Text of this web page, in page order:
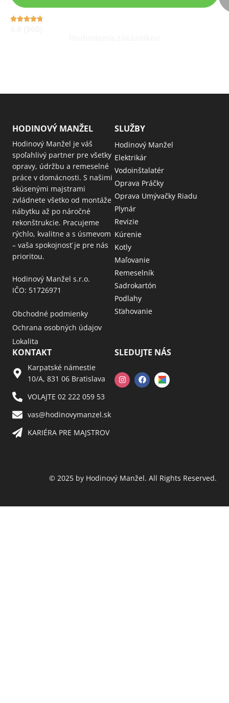
HODINOVÝ MANŽEL
Hodinový Manžel je váš
spoľahlivý partner pre všetky
opravy, údržbu a remeselné
práce v domácnosti. S našimi
skúsenými majstrami
zvládnete všetko od montáže
nábytku až po náročné
rekonštrukcie. Pracujeme
rýchlo, kvalitne a s úsmevom
– vaša spokojnosť je pre nás
prioritou.
Hodinový Manžel s.r.o.
IČO: 51726971
Obchodné podmienky
Ochrana osobných údajov
Lokalita
SLUŽBY
Hodinový Manžel
Elektrikár
Vodoinštalatér
Oprava Práčky
Oprava Umývačky Riadu
Plynár
Revizie
Kúrenie
Kotly
Maľovanie
Remeselník
Sadrokartón
Podlahy
Sťahovanie
KONTAKT
Karpatské námestie
10/A, 831 06 Bratislava
VOLAJTE 02 222 059 53​
vas@hodinovymanzel.sk​
KARIÉRA PRE MAJSTROV​
SLEDUJTE NÁS
© 2025 by Hodinový Manžel. All Rights Reserved.